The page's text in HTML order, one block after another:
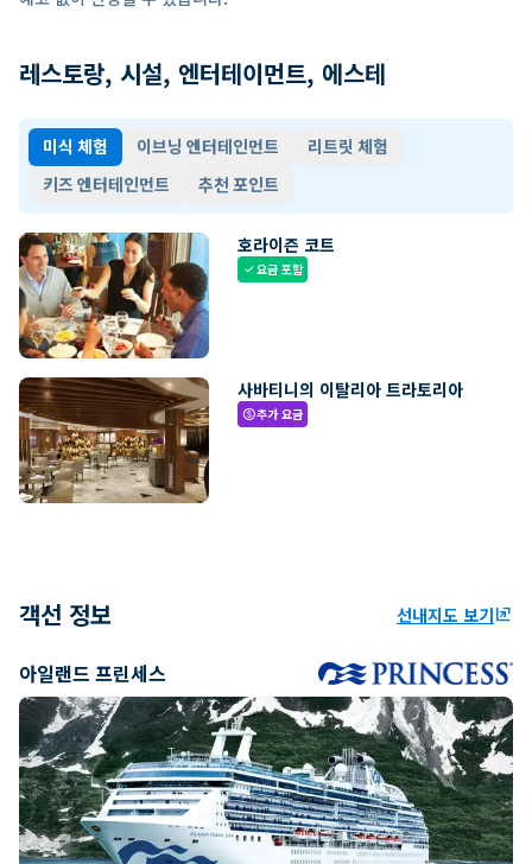
레스토랑, 시설, 엔터테이먼트, 에스테
미식 체험 이브닝 엔터테인먼트
리트릿 체험
키즈 엔터테인먼트
추천 포인트
호라이즌 코트
check요금 포함
사바티니의 이탈리아 트라토리아
paid추가 요금
객선 정보 선내지도 보기ungroup
아일랜드 프린세스